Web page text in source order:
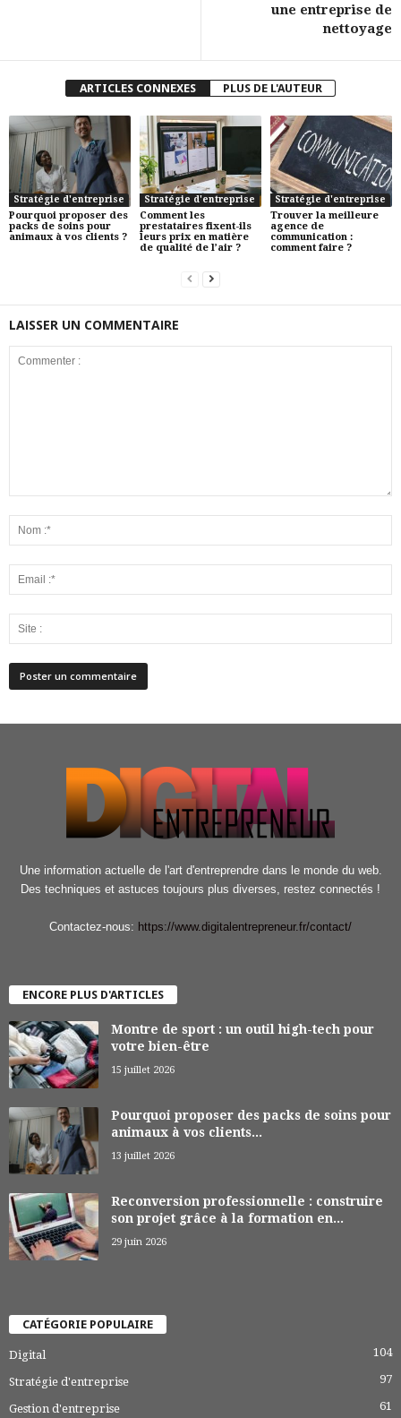
une entreprise de
nettoyage
ARTICLES CONNEXES PLUS DE L'AUTEUR
Stratégie d'entreprise
Pourquoi proposer des
packs de soins pour
animaux à vos clients ?
Stratégie d'entreprise
Comment les
prestataires fixent-ils
leurs prix en matière
de qualité de l’air ?
Stratégie d'entreprise
Trouver la meilleure
agence de
communication :
comment faire ?
LAISSER UN COMMENTAIRE
Une information actuelle de l'art d'entreprendre dans le monde du web.
Des techniques et astuces toujours plus diverses, restez connectés !
Contactez-nous: https://www.digitalentrepreneur.fr/contact/
ENCORE PLUS D'ARTICLES
Montre de sport : un outil high-tech pour
votre bien-être
15 juillet 2026
Pourquoi proposer des packs de soins pour
animaux à vos clients...
13 juillet 2026
Reconversion professionnelle : construire
son projet grâce à la formation en...
29 juin 2026
CATÉGORIE POPULAIRE
Digital 104
Stratégie d'entreprise 97
Gestion d'entreprise 61